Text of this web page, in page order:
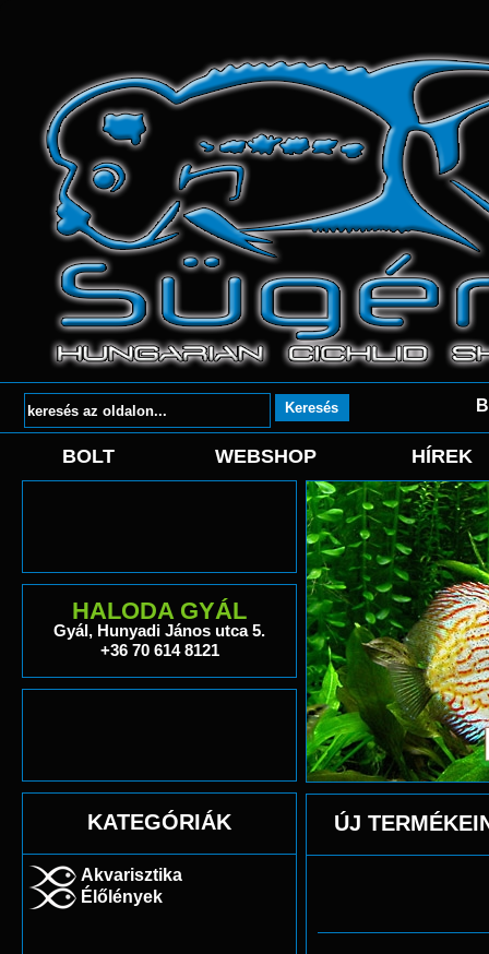
BOLT WEBSHOP HÍREK
HALODA GYÁL
Gyál, Hunyadi János utca 5.
+36 70 614 8121
KATEGÓRIÁK
Akvarisztika
Élőlények
ÚJ